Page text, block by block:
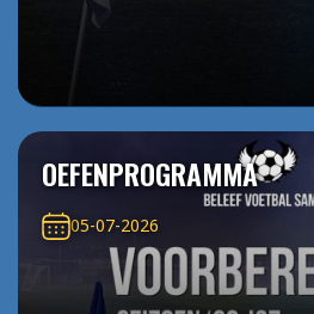
OEFENPROGRAMMA
05-07-2026